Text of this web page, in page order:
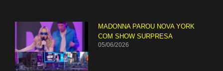
MADONNA PAROU NOVA YORK
COM SHOW SURPRESA
05/06/2026